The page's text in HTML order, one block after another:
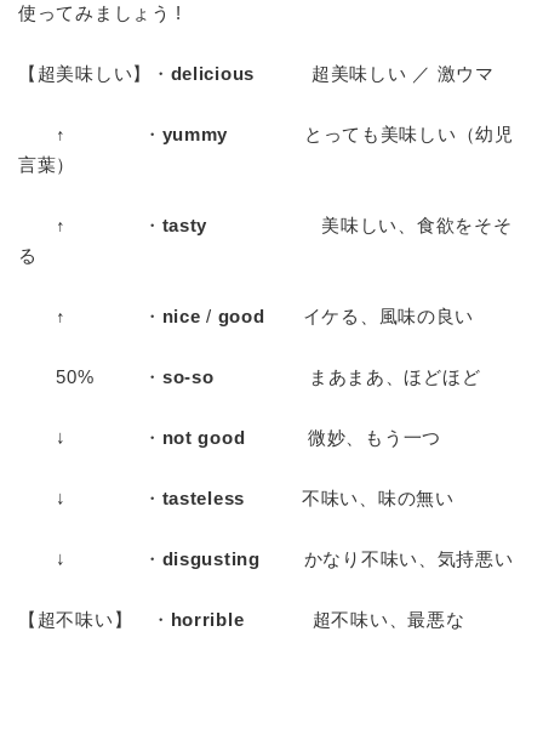
使ってみましょう !
【超美味しい】・ delicious 超美味しい ／ 激ウマ
↑ ・ yummy とっても美味しい（幼児
言葉）
↑ ・ tasty 美味しい、食欲をそそ
る
↑ ・ nice / good イケる、風味の良い
50% ・ so-so まあまあ、ほどほど
↓ ・ not good 微妙、もう一つ
↓ ・ tasteless 不味い、味の無い
↓ ・ disgusting かなり不味い、気持悪い
【超不味い】 ・ horrible 超不味い、最悪な